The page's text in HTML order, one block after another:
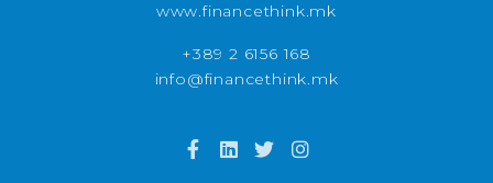
www.financethink.mk
+389 2 6156 168
info@financethink.mk